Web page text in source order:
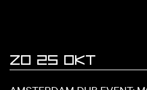
EVENEMENTEN
ZO 25 OKT